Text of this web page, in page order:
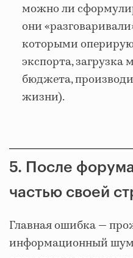
можно ли
они
которыми
экспорта,
бюджета,
жизни).
5. После
частью своей
Главная ошибка —
информационный шум.